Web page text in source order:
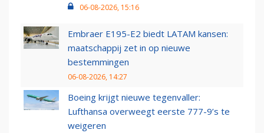
06-08-2026, 15:16
Embraer E195-E2 biedt LATAM kansen:
maatschappij zet in op nieuwe
bestemmingen
06-08-2026, 14:27
Boeing krijgt nieuwe tegenvaller:
Lufthansa overweegt eerste 777-9’s te
weigeren